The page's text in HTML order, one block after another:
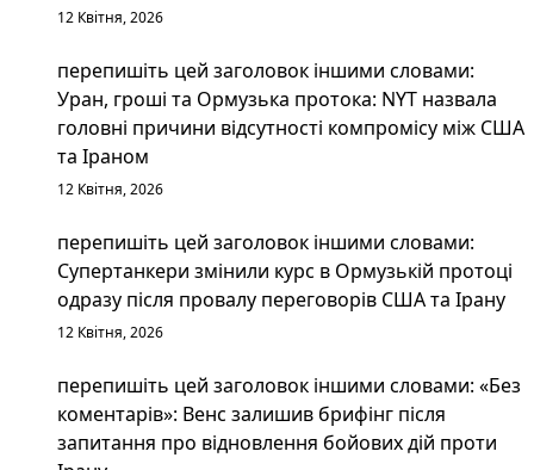
12 Квітня, 2026
перепишіть цей заголовок іншими словами:
Уран, гроші та Ормузька протока: NYT назвала
головні причини відсутності компромісу між США
та Іраном
12 Квітня, 2026
перепишіть цей заголовок іншими словами:
Супертанкери змінили курс в Ормузькій протоці
одразу після провалу переговорів США та Ірану
12 Квітня, 2026
перепишіть цей заголовок іншими словами: «Без
коментарів»: Венс залишив брифінг після
запитання про відновлення бойових дій проти